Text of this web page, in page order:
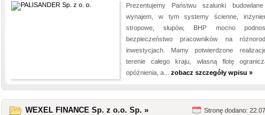
Prezentujemy Państwu szalunki
wynajem, w tym systemy ścienne,
stropowe, słupów, BHP mocno
bezpieczeństwo pracowników na
inwestycjach. Mamy potwierdzone
terenie całego kraju, własną flotę
opóźnienia, a... zobacz szczegóły wpisu »
WEXEL FINANCE Sp. z o.o. Sp. » Stronę dodano: